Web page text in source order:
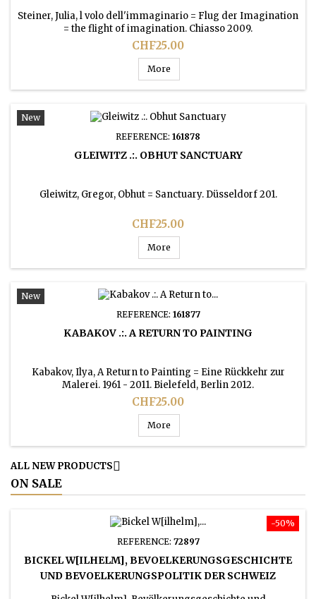
Steiner, Julia, l volo dell'immaginario = Flug der Imagination
= the flight of imagination. Chiasso 2009.
Price
CHF25.00
More
New
REFERENCE: 161878
GLEIWITZ .:. OBHUT SANCTUARY
Gleiwitz, Gregor, Obhut = Sanctuary. Düsseldorf 201.
Price
CHF25.00
More
New
REFERENCE: 161877
KABAKOV .:. A RETURN TO PAINTING
Kabakov, Ilya, A Return to Painting = Eine Rückkehr zur
Malerei. 1961 - 2011. Bielefeld, Berlin 2012.
Price
CHF25.00
More
ALL NEW PRODUCTS
ON SALE
-50%
REFERENCE: 72897
BICKEL W[ILHELM], BEVOELKERUNGSGESCHICHTE
UND BEVOELKERUNGSPOLITIK DER SCHWEIZ